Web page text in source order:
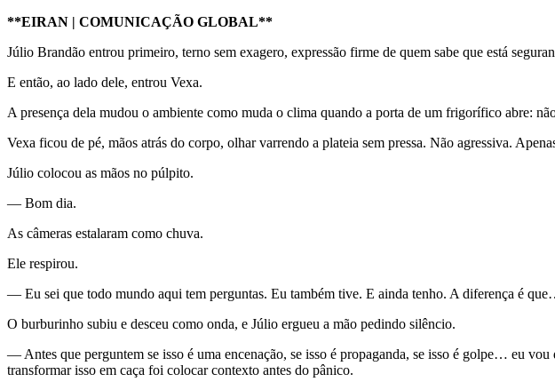
**EIRAN | COMUNICAÇÃO GLOBAL**
Júlio Brandão entrou primeiro, terno sem exagero, expressão firme de quem sabe que está
E então, ao lado dele, entrou Vexa.
A presença dela mudou o ambiente como muda o clima quando a porta de um frigorífico abre:
Vexa ficou de pé, mãos atrás do corpo, olhar varrendo a plateia sem pressa. Não agressiva.
Júlio colocou as mãos no púlpito.
— Bom dia.
As câmeras estalaram como chuva.
Ele respirou.
— Eu sei que todo mundo aqui tem perguntas. Eu também tive. E ainda tenho. A diferença é
O burburinho subiu e desceu como onda, e Júlio ergueu a mão pedindo silêncio.
— Antes que perguntem se isso é uma encenação, se isso é propaganda, se isso é golpe… eu
transformar isso em caça foi colocar contexto antes do pânico.